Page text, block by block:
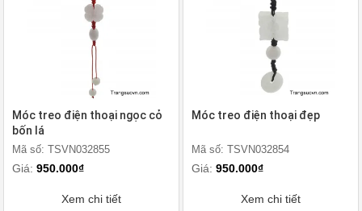
Móc treo điện thoại ngọc cỏ
bốn lá
Mã số: TSVN032855
Giá: 950.000₫
Xem chi tiết
Móc treo điện thoại đẹp
Mã số: TSVN032854
Giá: 950.000₫
Xem chi tiết